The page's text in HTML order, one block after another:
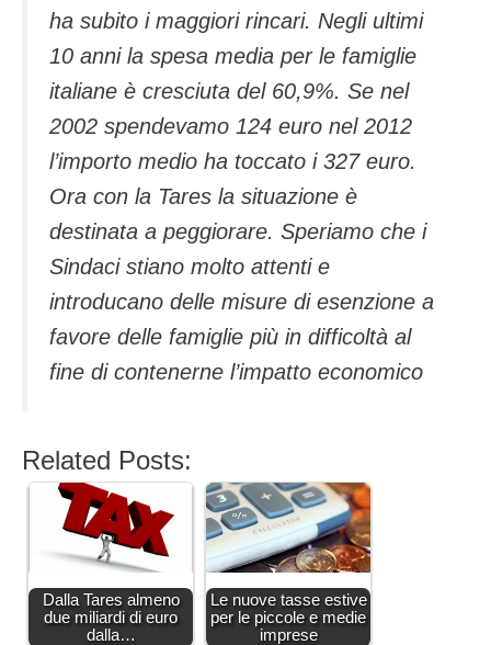
ha subito i maggiori rincari. Negli ultimi
10 anni la spesa media per le famiglie
italiane è cresciuta del 60,9%. Se nel
2002 spendevamo 124 euro nel 2012
l’importo medio ha toccato i 327 euro.
Ora con la Tares la situazione è
destinata a peggiorare. Speriamo che i
Sindaci stiano molto attenti e
introducano delle misure di esenzione a
favore delle famiglie più in difficoltà al
fine di contenerne l’impatto economico
Related Posts:
Dalla Tares almeno
due miliardi di euro
dalla…
Le nuove tasse estive
per le piccole e medie
imprese